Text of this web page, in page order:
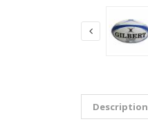
Description